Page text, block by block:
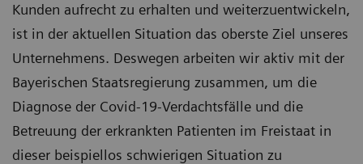
Kunden aufrecht zu erhalten und weiterzuentwickeln,
ist in der aktuellen Situation das oberste Ziel unseres
Unternehmens. Deswegen arbeiten wir aktiv mit der
Bayerischen Staatsregierung zusammen, um die
Diagnose der Covid-19-Verdachtsfälle und die
Betreuung der erkrankten Patienten im Freistaat in
dieser beispiellos schwierigen Situation zu